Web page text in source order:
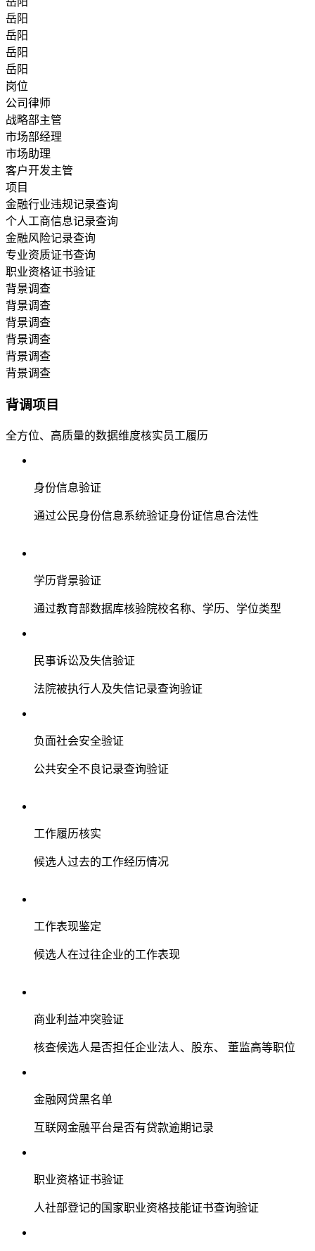
岳阳
岳阳
岳阳
岳阳
岗位
公司律师
战略部主管
市场部经理
市场助理
客户开发主管
项目
金融行业违规记录查询
个人工商信息记录查询
金融风险记录查询
专业资质证书查询
职业资格证书验证
背景调查
背景调查
背景调查
背景调查
背景调查
背景调查
背调项目
全方位、高质量的数据维度核实员工履历
身份信息验证
通过公民身份信息系统验证身份证信息合法性
学历背景验证
通过教育部数据库核验院校名称、学历、学位类型
民事诉讼及失信验证
法院被执行人及失信记录查询验证
负面社会安全验证
公共安全不良记录查询验证
工作履历核实
候选人过去的工作经历情况
工作表现鉴定
候选人在过往企业的工作表现
商业利益冲突验证
核查候选人是否担任企业法人、股东、 董监高等职位
金融网贷黑名单
互联网金融平台是否有贷款逾期记录
职业资格证书验证
人社部登记的国家职业资格技能证书查询验证